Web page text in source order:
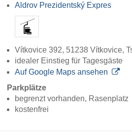
Aldrov Prezidentský Expres
Vítkovice 392, 51238 Vítkovice,
idealer Einstieg für Tagesgäste
Auf Google Maps ansehen
Parkplätze
begrenzt vorhanden, Rasenplatz
kostenfrei